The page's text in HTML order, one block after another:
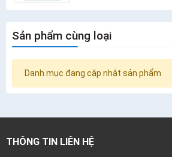
Sản phẩm cùng loại
Danh mục đang cập nhật sản phẩm
THÔNG TIN LIÊN HỆ